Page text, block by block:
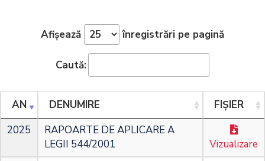
Afișează înregistrări pe pagină
Caută:
AN DENUMIRE
FIȘIER
2025
RAPOARTE DE APLICARE A
LEGII 544/2001
Vizualizare